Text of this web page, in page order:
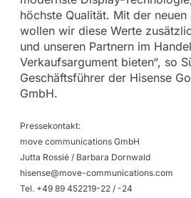
höchste Qualität. Mit der
wollen wir diese Werte
und unseren Partnern im
Verkaufsargument bieten“, so
Geschäftsführer der Hisense
GmbH.
Pressekontakt:
move communications GmbH
Jutta Rossié / Barbara Dornwald
hisense@move-communications.com
Tel. +49 89 452219-22 / -24